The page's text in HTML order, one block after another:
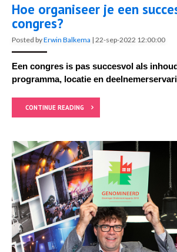
Hoe organiseer je een
congres?
Posted byErwin Balkema | 22-sep-2022 12:00:00
Een congres is pas succesvol als
programma, locatie en
CONTINUE READING